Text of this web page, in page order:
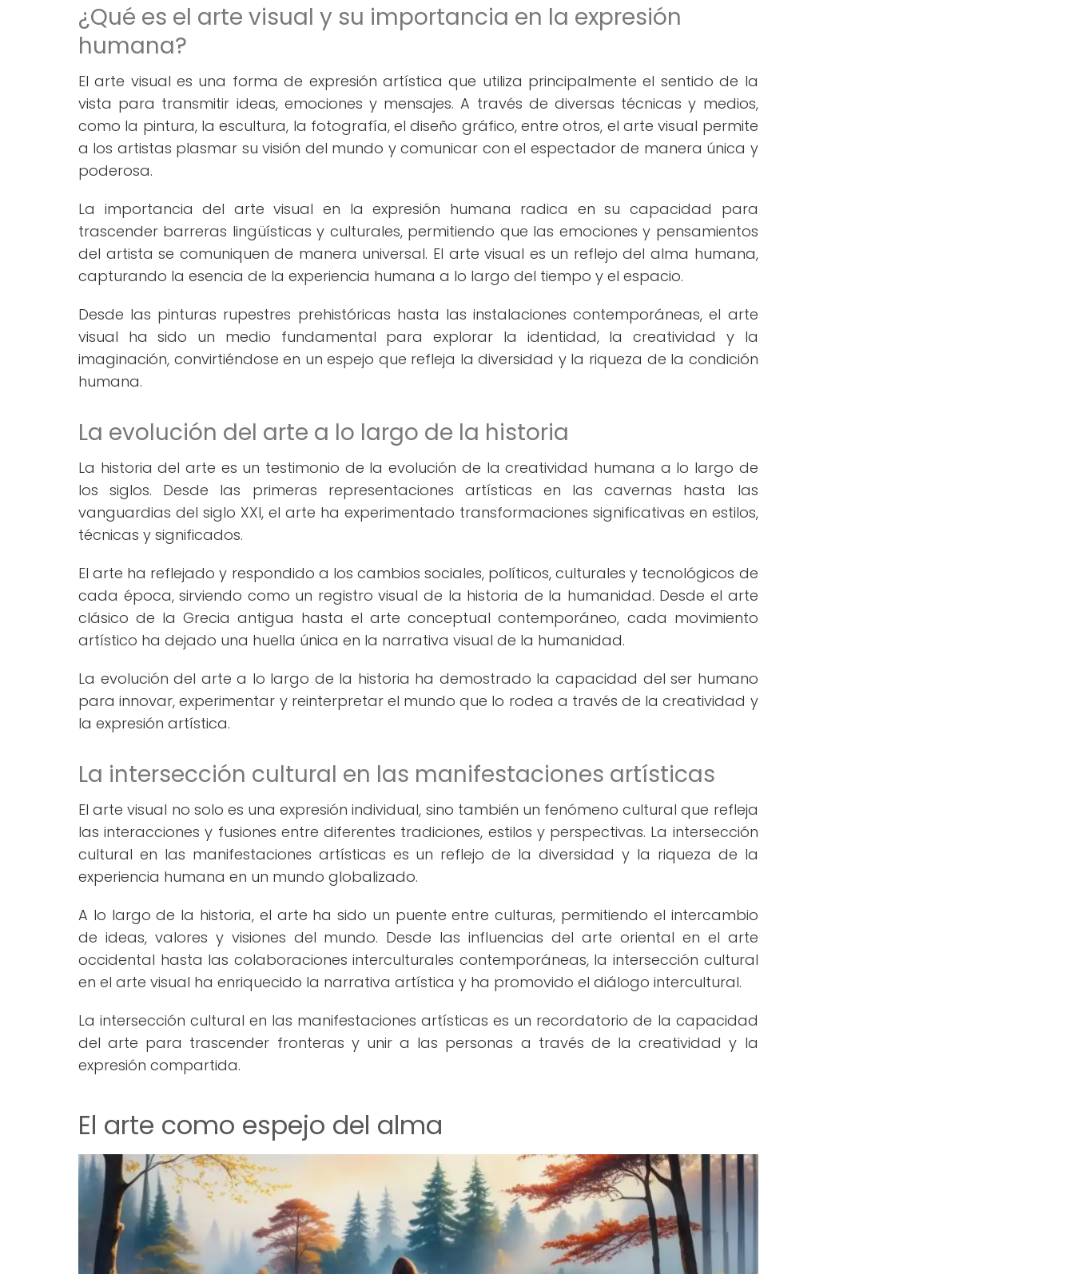
¿Qué es el arte visual y su importancia en la expresión
humana?
El arte visual es una forma de expresión artística que utiliza principalmente el sentido de la
vista para transmitir ideas, emociones y mensajes. A través de diversas técnicas y medios,
como la pintura, la escultura, la fotografía, el diseño gráfico, entre otros, el arte visual permite
a los artistas plasmar su visión del mundo y comunicar con el espectador de manera única y
poderosa.
La importancia del arte visual en la expresión humana radica en su capacidad para
trascender barreras lingüísticas y culturales, permitiendo que las emociones y pensamientos
del artista se comuniquen de manera universal. El arte visual es un reflejo del alma humana,
capturando la esencia de la experiencia humana a lo largo del tiempo y el espacio.
Desde las pinturas rupestres prehistóricas hasta las instalaciones contemporáneas, el arte
visual ha sido un medio fundamental para explorar la identidad, la creatividad y la
imaginación, convirtiéndose en un espejo que refleja la diversidad y la riqueza de la condición
humana.
La evolución del arte a lo largo de la historia
La historia del arte es un testimonio de la evolución de la creatividad humana a lo largo de
los siglos. Desde las primeras representaciones artísticas en las cavernas hasta las
vanguardias del siglo XXI, el arte ha experimentado transformaciones significativas en estilos,
técnicas y significados.
El arte ha reflejado y respondido a los cambios sociales, políticos, culturales y tecnológicos de
cada época, sirviendo como un registro visual de la historia de la humanidad. Desde el arte
clásico de la Grecia antigua hasta el arte conceptual contemporáneo, cada movimiento
artístico ha dejado una huella única en la narrativa visual de la humanidad.
La evolución del arte a lo largo de la historia ha demostrado la capacidad del ser humano
para innovar, experimentar y reinterpretar el mundo que lo rodea a través de la creatividad y
la expresión artística.
La intersección cultural en las manifestaciones artísticas
El arte visual no solo es una expresión individual, sino también un fenómeno cultural que refleja
las interacciones y fusiones entre diferentes tradiciones, estilos y perspectivas. La intersección
cultural en las manifestaciones artísticas es un reflejo de la diversidad y la riqueza de la
experiencia humana en un mundo globalizado.
A lo largo de la historia, el arte ha sido un puente entre culturas, permitiendo el intercambio
de ideas, valores y visiones del mundo. Desde las influencias del arte oriental en el arte
occidental hasta las colaboraciones interculturales contemporáneas, la intersección cultural
en el arte visual ha enriquecido la narrativa artística y ha promovido el diálogo intercultural.
La intersección cultural en las manifestaciones artísticas es un recordatorio de la capacidad
del arte para trascender fronteras y unir a las personas a través de la creatividad y la
expresión compartida.
El arte como espejo del alma